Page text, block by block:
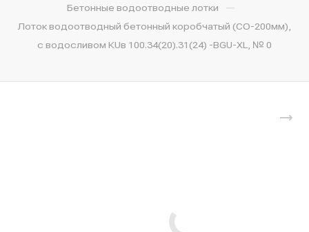
Бетонные водоотводные лотки —
Лоток водоотводный бетонный коробчатый (СО-200мм),
с водосливом КUв 100.34(20).31(24) -BGU-XL, № 0